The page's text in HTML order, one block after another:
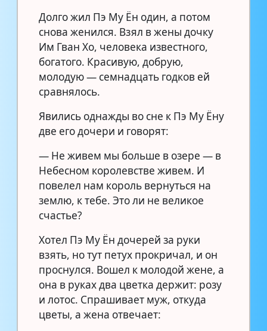
Долго жил Пэ Му Ён один, а потом
снова женился. Взял в жены дочку
Им Гван Хо, человека известного,
богатого. Красивую, добрую,
молодую — семнадцать годков ей
сравнялось.
Явились однажды во сне к Пэ Му Ёну
две его дочери и говорят:
— Не живем мы больше в озере — в
Небесном королевстве живем. И
повелел нам король вернуться на
землю, к тебе. Это ли не великое
счастье?
Хотел Пэ Му Ён дочерей за руки
взять, но тут петух прокричал, и он
проснулся. Вошел к молодой жене, а
она в руках два цветка держит: розу
и лотос. Спрашивает муж, откуда
цветы, а жена отвечает: